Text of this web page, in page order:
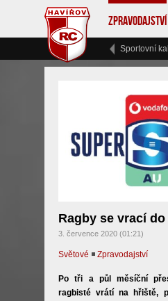
Zpravodajství
Sportovní
Ragby se vrací
3. července 2020 (01:21)
Světové ◾ Zpravodajství
Po tři a půl měsíční
ragbisté vrátí na hřiště,